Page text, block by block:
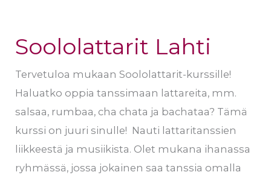
Soololattarit Lahti
Tervetuloa mukaan Soololattarit-kurssille!
Haluatko oppia tanssimaan lattareita, mm.
salsaa, rumbaa, cha chata ja bachataa? Tämä
kurssi on juuri sinulle! Nauti lattaritanssien
liikkeestä ja musiikista. Olet mukana ihanassa
ryhmässä, jossa jokainen saa tanssia omalla
Soololattarit